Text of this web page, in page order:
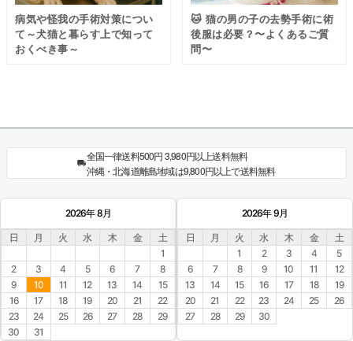
術後ケアについてのnote記事一覧 →
病気や怪我の手術対策につい
て～犬猫と暮らす上で知って
おくべき事～
🐱 猫の男の子の去勢手術に術
後服は必要？〜よくあるご質
問〜
全国一律送料500円 3,980円以上送料無料
沖縄・北海道離島地域は9,800円以上で送料無料
2026年 8月
日 月 火 水 木 金
土
1
2
3 4 5 6 7
8
9
10 11 12 13 14
15
16
17 18 19 20 21
22
23
24 25 26 27 28
29
30
31
2026年 9月
日 月 火 水 木 金
土
1
2 3 4
5
6
7 8 9 10 11
12
13
14 15 16 17 18
19
20
21 22 23 24 25
26
27
28 29 30